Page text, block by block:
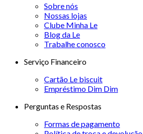
Sobre nós
Nossas lojas
Clube Minha Le
Blog da Le
Trabalhe conosco
Serviço Financeiro
Cartão Le biscuit
Empréstimo Dim Dim
Perguntas e Respostas
Formas de pagamento